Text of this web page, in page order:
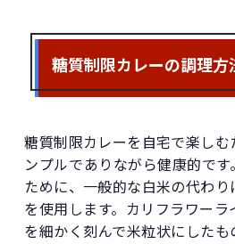
糖質制限カレーの調理方
糖質制限カレーを自宅で楽し
ンプルでありながら健康的で
ために、一般的な白米の代わ
を使用します。カリフラワー
を細かく刻んで米粒状にした